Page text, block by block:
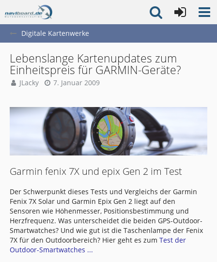
Digitale Kartenwerke
Lebenslange Kartenupdates zum
Einheitspreis für GARMIN-Geräte?
JLacky 7. Januar 2009
Garmin fenix 7X und epix Gen 2 im Test
Der Schwerpunkt dieses Tests und Vergleichs der Garmin
Fenix 7X Solar und Garmin Epix Gen 2 liegt auf den
Sensoren wie Höhenmesser, Positionsbestimmung und
Herzfrequenz. Was unterscheidet die beiden GPS-Outdoor-
Smartwatches? Und wie gut ist die Taschenlampe der Fenix
7X für den Outdoorbereich? Hier geht es zum Test der
Outdoor-Smartwatches ...